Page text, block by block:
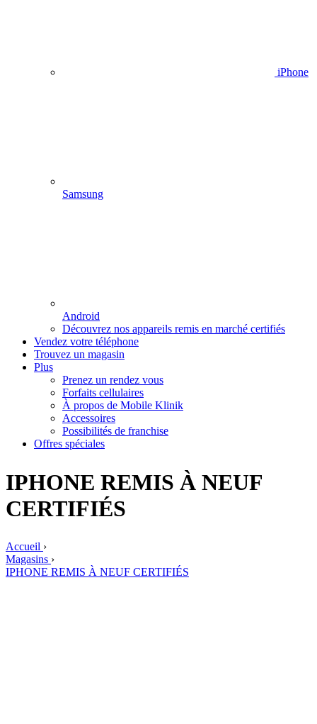
iPhone
Samsung
Android
Découvrez nos appareils remis en marché certifiés
Vendez votre téléphone
Trouvez un magasin
Plus
Prenez un rendez vous
Forfaits cellulaires
À propos de Mobile Klinik
Accessoires
Possibilités de franchise
Offres spéciales
IPHONE REMIS À NEUF
CERTIFIÉS
Accueil ›
Magasins ›
IPHONE REMIS À NEUF CERTIFIÉS